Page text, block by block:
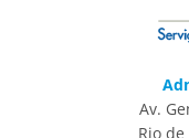
Av.
Rio de